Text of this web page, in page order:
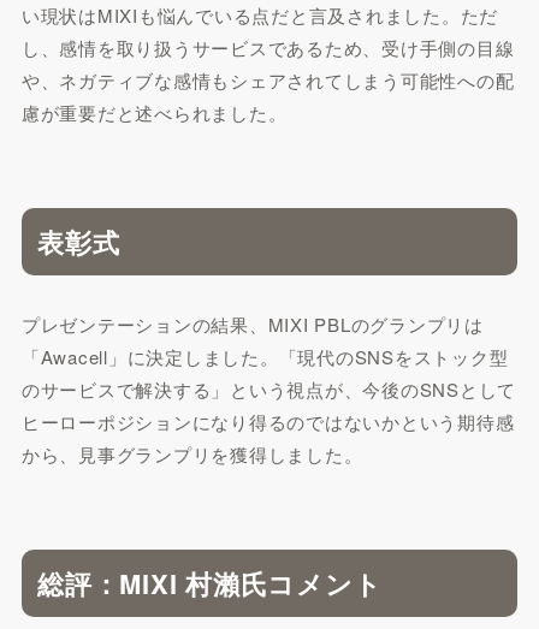
い現状はMIXIも悩んでいる点だと言及されました。ただ
し、感情を取り扱うサービスであるため、受け手側の目線
や、ネガティブな感情もシェアされてしまう可能性への配
慮が重要だと述べられました。
表彰式
プレゼンテーションの結果、MIXI PBLのグランプリは
「Awacell」に決定しました。「現代のSNSをストック型
のサービスで解決する」という視点が、今後のSNSとして
ヒーローポジションになり得るのではないかという期待感
から、見事グランプリを獲得しました。
総評：MIXI 村瀨氏コメント